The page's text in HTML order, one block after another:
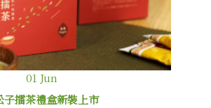
01 Jun
子擂茶禮盒新裝上市